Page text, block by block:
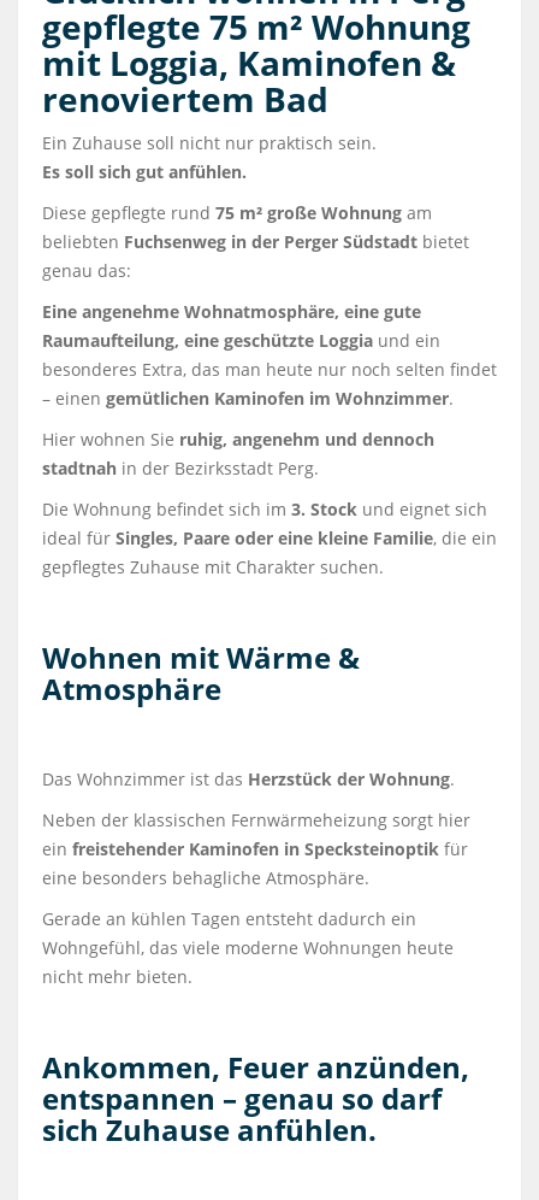
gepflegte 75 m² Wohnung
mit Loggia, Kaminofen &
renoviertem Bad
Ein Zuhause soll nicht nur praktisch sein.
Es soll sich gut anfühlen.
Diese gepflegte rund 75 m² große Wohnung am
beliebten Fuchsenweg in der Perger Südstadt bietet
genau das:
Eine angenehme Wohnatmosphäre, eine gute
Raumaufteilung, eine geschützte Loggia und ein
besonderes Extra, das man heute nur noch selten findet
– einen gemütlichen Kaminofen im Wohnzimmer.
Hier wohnen Sie ruhig, angenehm und dennoch
stadtnah in der Bezirksstadt Perg.
Die Wohnung befindet sich im 3. Stock und eignet sich
ideal für Singles, Paare oder eine kleine Familie, die ein
gepflegtes Zuhause mit Charakter suchen.
Wohnen mit Wärme &
Atmosphäre
Das Wohnzimmer ist das Herzstück der Wohnung.
Neben der klassischen Fernwärmeheizung sorgt hier
ein freistehender Kaminofen in Specksteinoptik für
eine besonders behagliche Atmosphäre.
Gerade an kühlen Tagen entsteht dadurch ein
Wohngefühl, das viele moderne Wohnungen heute
nicht mehr bieten.
Ankommen, Feuer anzünden,
entspannen – genau so darf
sich Zuhause anfühlen.